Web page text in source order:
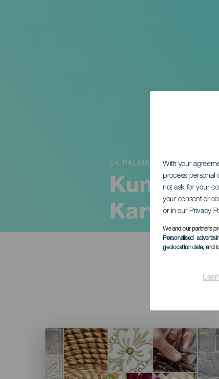
With your
process personal
not ask for your
your consent or
or in our Privacy
We and our partners
Personalised
geolocation data, and
LA PALMA
Imagen
Listado